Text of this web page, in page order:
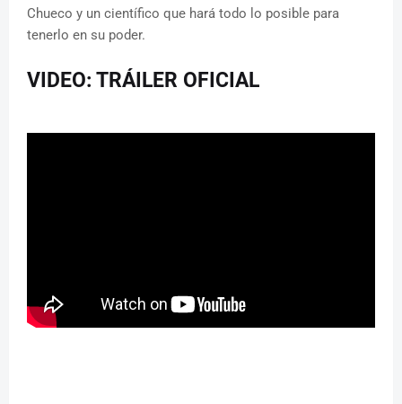
Chueco y un científico que hará todo lo posible para
tenerlo en su poder.
VIDEO: TRÁILER OFICIAL